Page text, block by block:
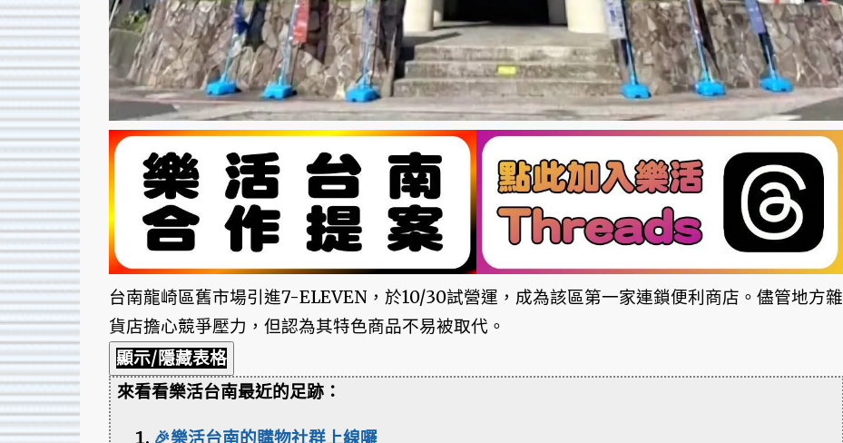
台南龍崎區舊市場引進7-ELEVEN，於10/30試營運，成為該區第一家連鎖便利商店。儘管地方雜
貨店擔心競爭壓力，但認為其特色商品不易被取代。
顯示/隱藏表格
來看看樂活台南最近的足跡：
🎉樂活台南的購物社群上線囉